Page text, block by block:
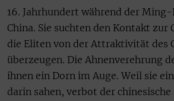
16. Jahrhundert während der
China. Sie suchten den Kontakt zur
die Eliten von der Attraktivität des
überzeugen. Die Ahnenverehrung
ihnen ein Dorn im Auge. Weil sie
darin sahen, verbot der